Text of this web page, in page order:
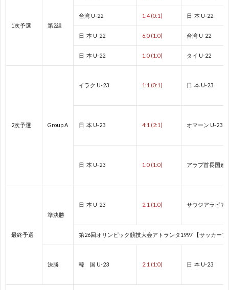
プ
杯
ン
1次予選 第2組
台湾 U-22 1:4 (0:1) 日 本 U-22
日 本 U-22 6:0 (1:0) 台湾 U-22
日 本 U-22 1:0 (1:0) タイ U-22
2次予選 Group A
イラク U-23 1:1 (0:1) 日 本 U-23
日 本 U-23 4:1 (2:1) オマーン U-23
日 本 U-23 1:0 (1:0) アラブ首長国連
最終予選
準決勝
日 本 U-23 2:1 (1:0) サウジアラビア
第26回オリンピック競技大会アトランタ1997 【サッカー
決勝 韓 国 U-23 2:1 (1:0) 日 本 U-23